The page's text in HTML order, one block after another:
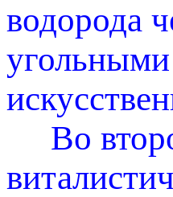
водорода
угольными
Во